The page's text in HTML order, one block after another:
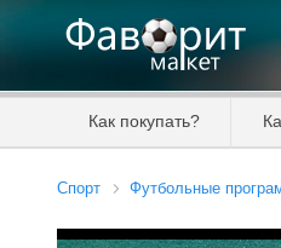
Как покупать?
Спорт Футбольные